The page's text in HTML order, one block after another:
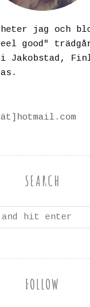
jag och
good"
i Jakobstad,
SEARCH
FOLLOW